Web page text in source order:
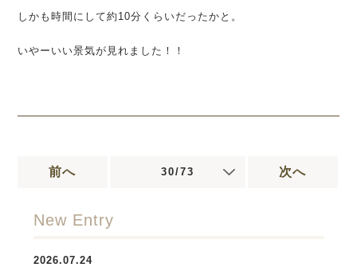
しかも時間にして約10分くらいだったかと。
いやーいい景気が見れました！！
前へ 30/73 次へ
New Entry
2026.07.24